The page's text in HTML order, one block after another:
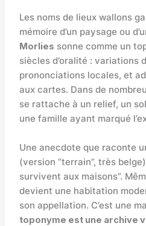
Les noms de lieux wallons
mémoire d’un paysage ou
Morlies sonne comme un
siècles d’oralité : variations
prononciations locales, et
aux cartes. Dans de
se rattache à un relief, un
une famille ayant marqué
Une anecdote que raconte
(version “terrain”, très
survivent aux maisons”.
devient une habitation
son appellation. C’est une
toponyme est une archive